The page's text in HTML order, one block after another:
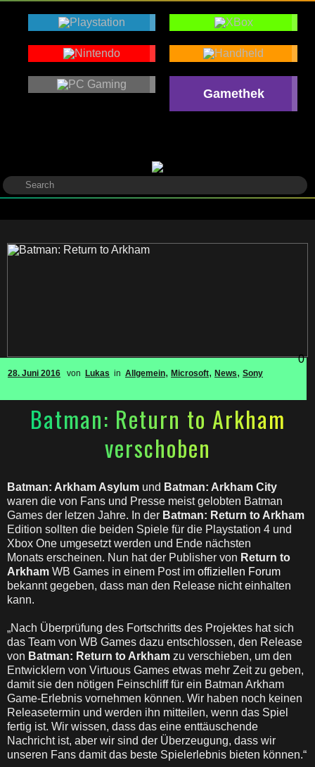
Gamethek
28. Juni 2016 von Lukas in Allgemein, Microsoft, News, Sony
0
Batman: Return to Arkham
verschoben
Batman: Arkham Asylum und Batman: Arkham City
waren die von Fans und Presse meist gelobten Batman
Games der letzen Jahre. In der Batman: Return to Arkham
Edition sollten die beiden Spiele für die Playstation 4 und
Xbox One umgesetzt werden und Ende nächsten
Monats erscheinen. Nun hat der Publisher von Return to
Arkham WB Games in einem Post im offiziellen Forum
bekannt gegeben, dass man den Release nicht einhalten
kann.
„Nach Überprüfung des Fortschritts des Projektes hat sich
das Team von WB Games dazu entschlossen, den Release
von Batman: Return to Arkham zu verschieben, um den
Entwicklern von Virtuous Games etwas mehr Zeit zu geben,
damit sie den nötigen Feinschliff für ein Batman Arkham
Game-Erlebnis vornehmen können. Wir haben noch keinen
Releasetermin und werden ihn mitteilen, wenn das Spiel
fertig ist. Wir wissen, dass das eine enttäuschende
Nachricht ist, aber wir sind der Überzeugung, dass wir
unseren Fans damit das beste Spielerlebnis bieten können.“